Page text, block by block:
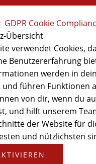
GDPR Cookie
Übersicht
verwendet Cookies,
Benutzererfahrung
werden in
führen Funktionen
von dir, wenn du
und hilft unserem
der Website für
und nützlichsten